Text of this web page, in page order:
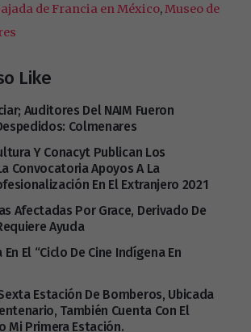
de Francia en México,Museo de
Like
Auditores Del NAIM Fueron
Colmenares
Y Conacyt Publican Los
Convocatoria Apoyos A La
En El Extranjero 2021
Afectadas Por Grace, Derivado De
Ayuda
El “Ciclo De Cine Indígena En
Estación De Bomberos, Ubicada
También Cuenta Con El
Mi Primera Estación.